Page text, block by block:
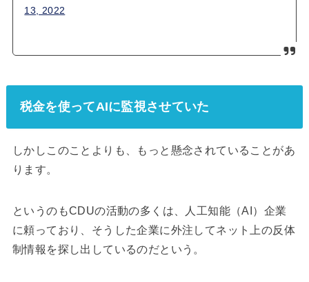
13, 2022
税金を使ってAIに監視させていた
しかしこのことよりも、もっと懸念されていることがあ
ります。
というのもCDUの活動の多くは、人工知能（AI）企業
に頼っており、そうした企業に外注してネット上の反体
制情報を探し出しているのだという。